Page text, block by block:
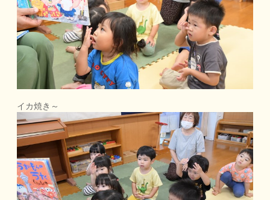
イカ焼き～